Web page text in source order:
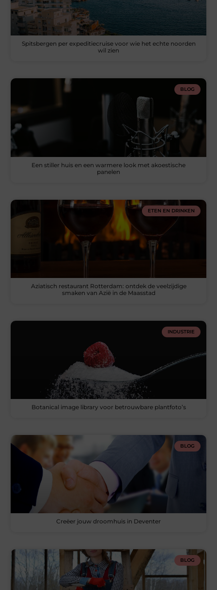
Spitsbergen per expeditiecruise voor wie het echte noorden
wil zien
BLOG
Een stiller huis en een warmere look met akoestische
panelen
ETEN EN DRINKEN
Aziatisch restaurant Rotterdam: ontdek de veelzijdige
smaken van Azië in de Maasstad
INDUSTRIE
Botanical image library voor betrouwbare plantfoto’s
BLOG
Creëer jouw droomhuis in Deventer
BLOG